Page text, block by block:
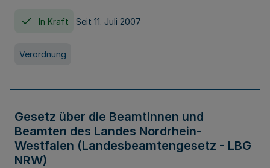
In Kraft Seit 11. Juli 2007
Verordnung
Gesetz über die Beamtinnen und
Beamten des Landes Nordrhein-
Westfalen (Landesbeamtengesetz - LBG
NRW)